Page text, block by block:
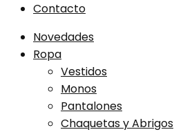
Contacto
Novedades
Ropa
Vestidos
Monos
Pantalones
Chaquetas y Abrigos